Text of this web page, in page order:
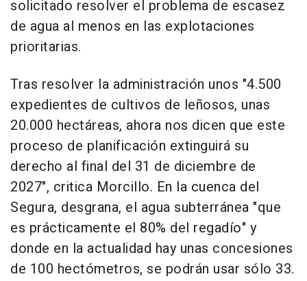
solicitado resolver el problema de escasez
de agua al menos en las explotaciones
prioritarias.
Tras resolver la administración unos "4.500
expedientes de cultivos de leñosos, unas
20.000 hectáreas, ahora nos dicen que este
proceso de planificación extinguirá su
derecho al final del 31 de diciembre de
2027", critica Morcillo. En la cuenca del
Segura, desgrana, el agua subterránea "que
es prácticamente el 80% del regadío" y
donde en la actualidad hay unas concesiones
de 100 hectómetros, se podrán usar sólo 33.